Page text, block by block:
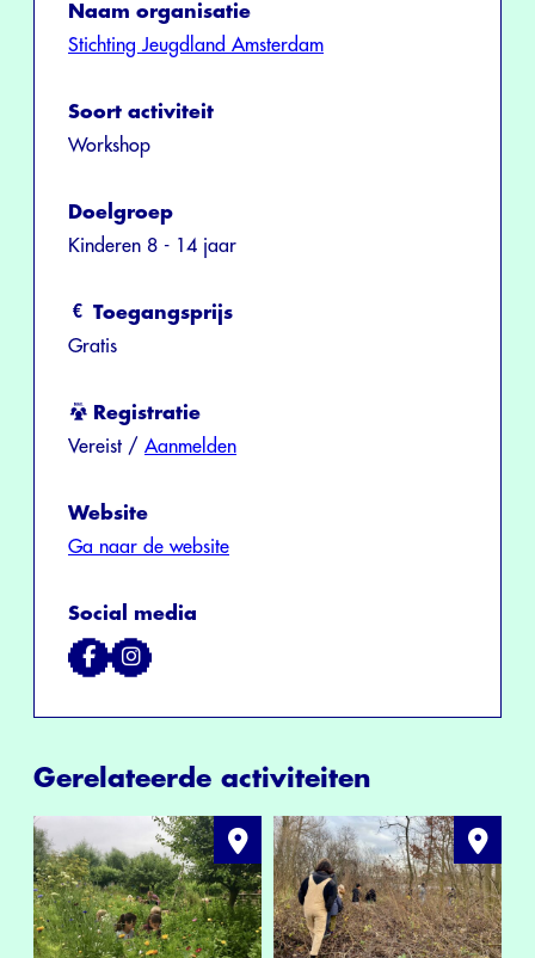
Naam organisatie
Stichting Jeugdland Amsterdam
Soort activiteit
Workshop
Doelgroep
Kinderen 8 - 14 jaar
Toegangsprijs
Gratis
Registratie
Vereist / Aanmelden
Website
Ga naar de website
Social media
Gerelateerde activiteiten